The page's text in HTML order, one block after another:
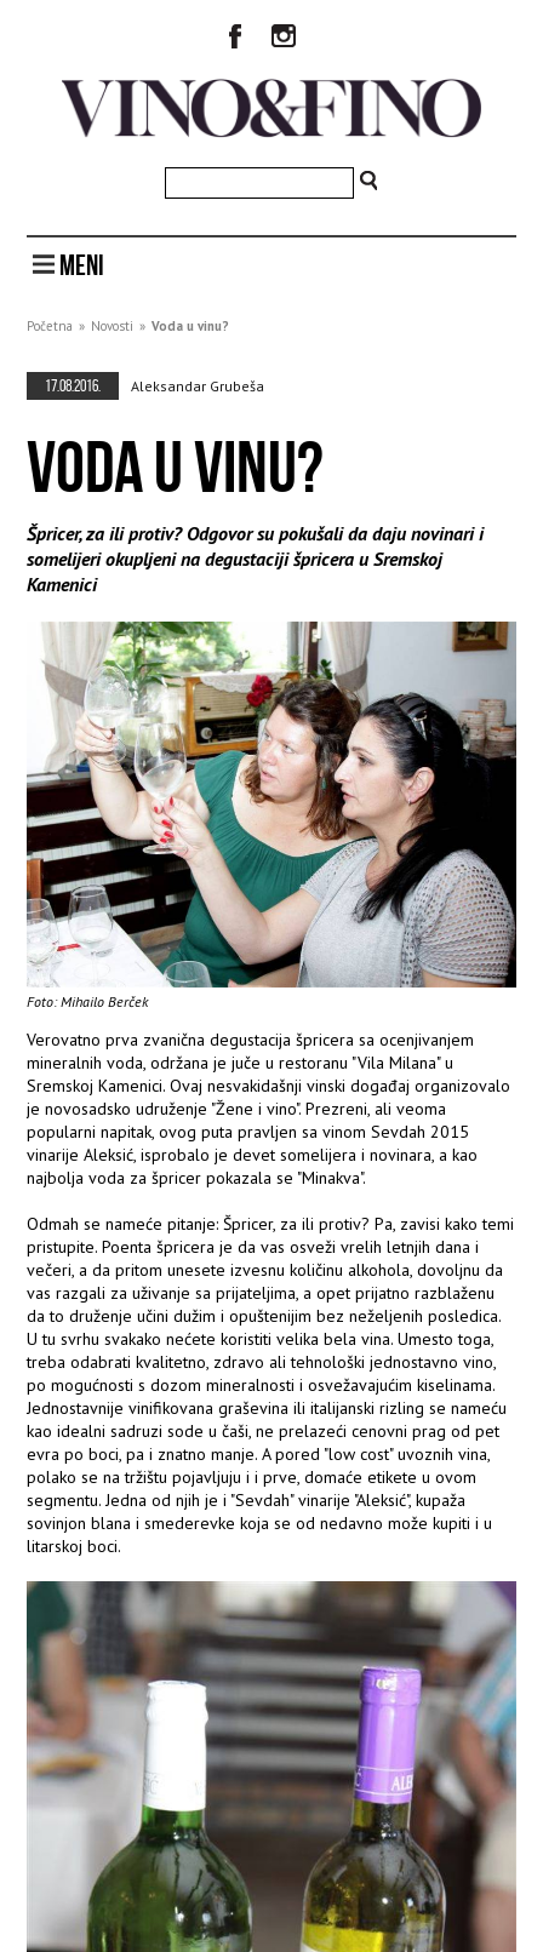
MENI
Početna » Novosti » Voda u vinu?
17.08.2016. Aleksandar Grubeša
VODA U VINU?
Špricer, za ili protiv? Odgovor su pokušali da daju novinari i
somelijeri okupljeni na degustaciji špricera u Sremskoj
Kamenici
Foto: Mihailo Berček
Verovatno prva zvanična degustacija špricera sa ocenjivanjem
mineralnih voda, održana je juče u restoranu "Vila Milana" u
Sremskoj Kamenici. Ovaj nesvakidašnji vinski događaj organizovalo
je novosadsko udruženje "Žene i vino". Prezreni, ali veoma
popularni napitak, ovog puta pravljen sa vinom Sevdah 2015
vinarije Aleksić, isprobalo je devet somelijera i novinara, a kao
najbolja voda za špricer pokazala se "Minakva".
Odmah se nameće pitanje: Špricer, za ili protiv? Pa, zavisi kako temi
pristupite. Poenta špricera je da vas osveži vrelih letnjih dana i
večeri, a da pritom unesete izvesnu količinu alkohola, dovoljnu da
vas razgali za uživanje sa prijateljima, a opet prijatno razblaženu
da to druženje učini dužim i opuštenijim bez neželjenih posledica.
U tu svrhu svakako nećete koristiti velika bela vina. Umesto toga,
treba odabrati kvalitetno, zdravo ali tehnološki jednostavno vino,
po mogućnosti s dozom mineralnosti i osvežavajućim kiselinama.
Jednostavnije vinifikovana graševina ili italijanski rizling se nameću
kao idealni sadruzi sode u čaši, ne prelazeći cenovni prag od pet
evra po boci, pa i znatno manje. A pored "low cost" uvoznih vina,
polako se na tržištu pojavljuju i i prve, domaće etikete u ovom
segmentu. Jedna od njih je i "Sevdah" vinarije "Aleksić", kupaža
sovinjon blana i smederevke koja se od nedavno može kupiti i u
litarskoj boci.